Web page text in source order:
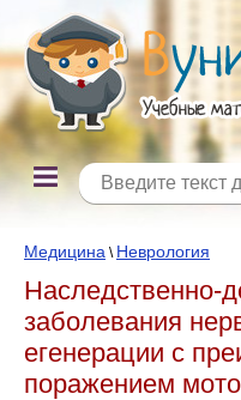
Медицина \ Неврология
Наследственно-
заболевания
егенерации с
поражением